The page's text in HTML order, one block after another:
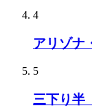
4
アリゾナ
5
三下り半